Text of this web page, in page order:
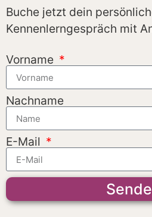
Buche jetzt dein
Kennenlerngespräch mit
Vorname
Nachname
E-Mail